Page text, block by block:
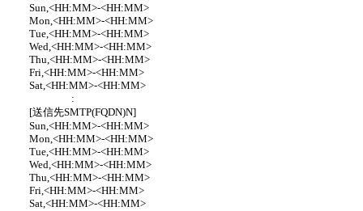
Sun,<HH:MM>-<HH:MM>
Mon,<HH:MM>-<HH:MM>
Tue,<HH:MM>-<HH:MM>
Wed,<HH:MM>-<HH:MM>
Thu,<HH:MM>-<HH:MM>
Fri,<HH:MM>-<HH:MM>
Sat,<HH:MM>-<HH:MM>
:
[送信先SMTP(FQDN)N]
Sun,<HH:MM>-<HH:MM>
Mon,<HH:MM>-<HH:MM>
Tue,<HH:MM>-<HH:MM>
Wed,<HH:MM>-<HH:MM>
Thu,<HH:MM>-<HH:MM>
Fri,<HH:MM>-<HH:MM>
Sat,<HH:MM>-<HH:MM>